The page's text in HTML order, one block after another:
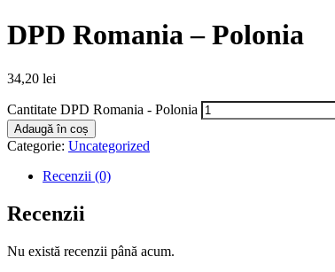
DPD Romania – Polonia
34,20 lei
Cantitate DPD Romania - Polonia
Adaugă în coș
Categorie: Uncategorized
Recenzii (0)
Recenzii
Nu există recenzii până acum.